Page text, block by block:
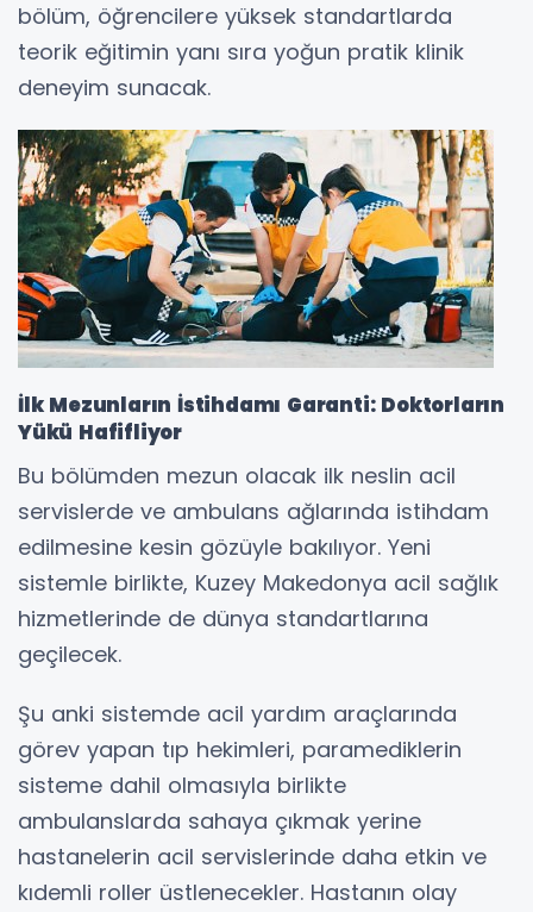
bölüm, öğrencilere yüksek standartlarda
teorik eğitimin yanı sıra yoğun pratik klinik
deneyim sunacak.
İlk Mezunların İstihdamı Garanti: Doktorların
Yükü Hafifliyor
Bu bölümden mezun olacak ilk neslin acil
servislerde ve ambulans ağlarında istihdam
edilmesine kesin gözüyle bakılıyor. Yeni
sistemle birlikte, Kuzey Makedonya acil sağlık
hizmetlerinde de dünya standartlarına
geçilecek.
Şu anki sistemde acil yardım araçlarında
görev yapan tıp hekimleri, paramediklerin
sisteme dahil olmasıyla birlikte
ambulanslarda sahaya çıkmak yerine
hastanelerin acil servislerinde daha etkin ve
kıdemli roller üstlenecekler. Hastanın olay